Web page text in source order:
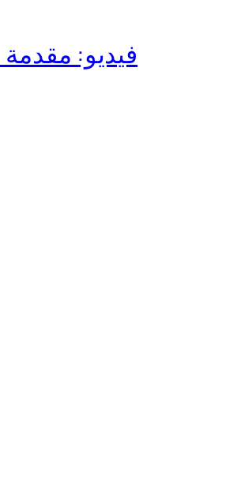
فيديو: مقدمة المعيار